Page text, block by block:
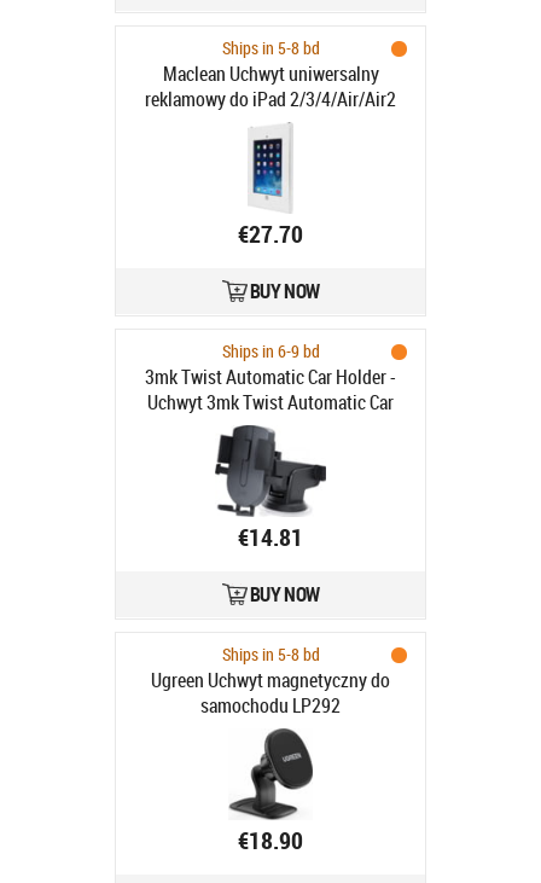
Ships in 5-8 bd
Maclean Uchwyt uniwersalny
reklamowy do iPad 2/3/4/Air/Air2
MC-676
€27.70
BUY NOW
Ships in 6-9 bd
3mk Twist Automatic Car Holder -
Uchwyt 3mk Twist Automatic Car
Holder
€14.81
BUY NOW
Ships in 5-8 bd
Ugreen Uchwyt magnetyczny do
samochodu LP292
€18.90